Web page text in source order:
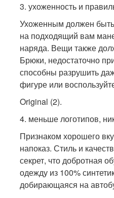
3. ухоженность и
Ухоженным должен быть
на подходящий вам
наряда. Вещи также
Брюки, недостаточно
способны разрушить
фигуре или
Original (2).
4. меньше логотипов,
Признаком хорошего
напоказ. Стиль и
секрет, что добротная
одежду из 100%
добирающаяся на